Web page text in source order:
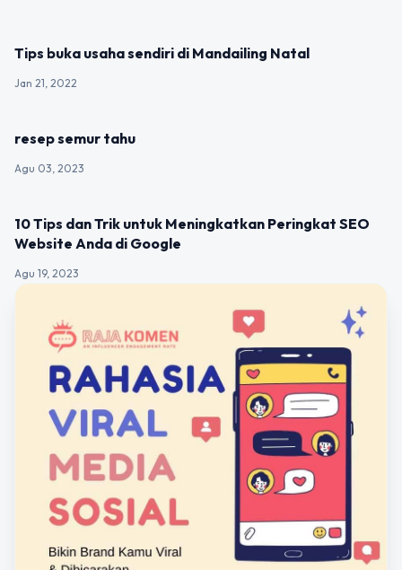
Tips buka usaha sendiri di Mandailing Natal
Jan 21, 2022
resep semur tahu
Agu 03, 2023
10 Tips dan Trik untuk Meningkatkan Peringkat SEO
Website Anda di Google
Agu 19, 2023